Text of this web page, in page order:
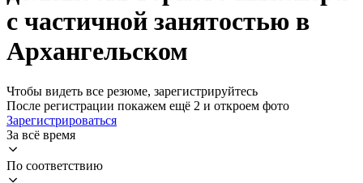
с частичной занятостью в
Архангельском
Чтобы видеть все резюме, зарегистрируйтесь
После регистрации покажем ещё 2 и откроем фото
Зарегистрироваться
За всё время
По соответствию